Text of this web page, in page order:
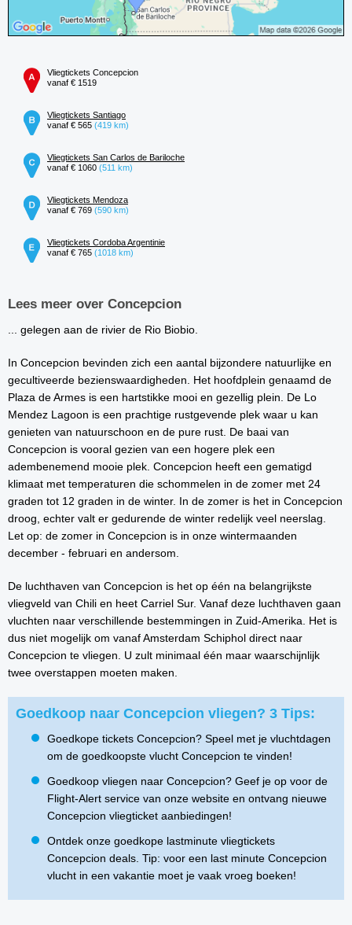
Vliegtickets Concepcion
vanaf € 1519
Vliegtickets Santiago
vanaf € 565 (419 km)
Vliegtickets San Carlos de Bariloche
vanaf € 1060 (511 km)
Vliegtickets Mendoza
vanaf € 769 (590 km)
Vliegtickets Cordoba Argentinie
vanaf € 765 (1018 km)
Lees meer over Concepcion
... gelegen aan de rivier de Rio Biobio.
In Concepcion bevinden zich een aantal bijzondere natuurlijke en
gecultiveerde bezienswaardigheden. Het hoofdplein genaamd de
Plaza de Armes is een hartstikke mooi en gezellig plein. De Lo
Mendez Lagoon is een prachtige rustgevende plek waar u kan
genieten van natuurschoon en de pure rust. De baai van
Concepcion is vooral gezien van een hogere plek een
adembenemend mooie plek. Concepcion heeft een gematigd
klimaat met temperaturen die schommelen in de zomer met 24
graden tot 12 graden in de winter. In de zomer is het in Concepcion
droog, echter valt er gedurende de winter redelijk veel neerslag.
Let op: de zomer in Concepcion is in onze wintermaanden
december - februari en andersom.
De luchthaven van Concepcion is het op één na belangrijkste
vliegveld van Chili en heet Carriel Sur. Vanaf deze luchthaven gaan
vluchten naar verschillende bestemmingen in Zuid-Amerika. Het is
dus niet mogelijk om vanaf Amsterdam Schiphol direct naar
Concepcion te vliegen. U zult minimaal één maar waarschijnlijk
twee overstappen moeten maken.
Goedkoop naar Concepcion vliegen? 3 Tips:
Goedkope tickets Concepcion? Speel met je vluchtdagen
om de goedkoopste vlucht Concepcion te vinden!
Goedkoop vliegen naar Concepcion? Geef je op voor de
Flight-Alert service van onze website en ontvang nieuwe
Concepcion vliegticket aanbiedingen!
Ontdek onze goedkope lastminute vliegtickets
Concepcion deals. Tip: voor een last minute Concepcion
vlucht in een vakantie moet je vaak vroeg boeken!